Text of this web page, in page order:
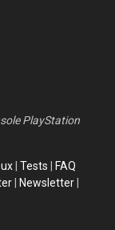
PlayStation
Tests
FAQ
Newsletter